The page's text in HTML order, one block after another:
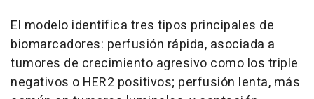
El modelo identifica tres tipos principales de
biomarcadores: perfusión rápida, asociada a
tumores de crecimiento agresivo como los triple
negativos o HER2 positivos; perfusión lenta, más